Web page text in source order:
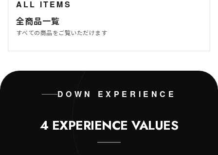
ALL ITEMS
全商品一覧
すべての商品をご覧いただけます
DOWN EXPERIENCE
4 EXPERIENCE VALUES